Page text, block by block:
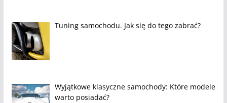
Tuning samochodu. Jak się do tego zabrać?
Wyjątkowe klasyczne samochody: Które modele
warto posiadać?